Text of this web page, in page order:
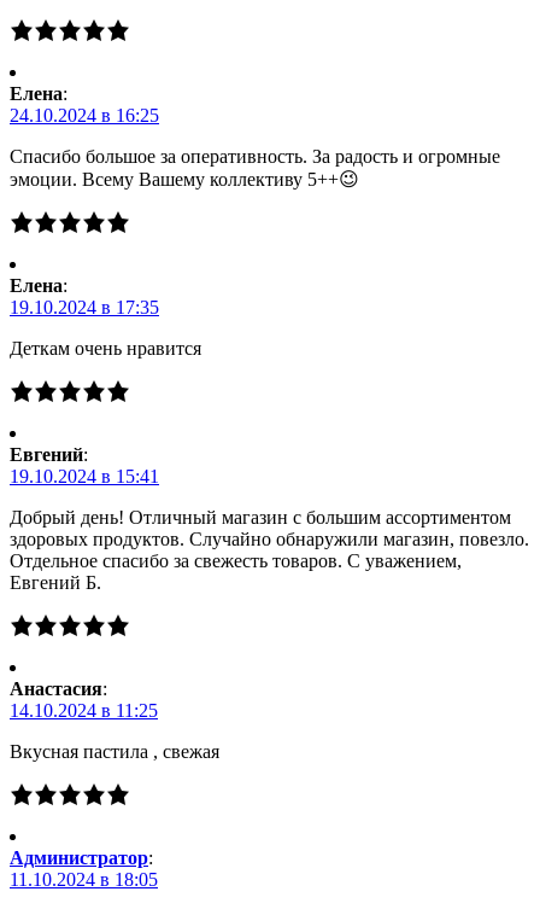
Елена:
24.10.2024 в 16:25
Спасибо большое за оперативность. За радость и огромные
эмоции. Всему Вашему коллективу 5++😉
Елена:
19.10.2024 в 17:35
Деткам очень нравится
Евгений:
19.10.2024 в 15:41
Добрый день! Отличный магазин с большим ассортиментом
здоровых продуктов. Случайно обнаружили магазин, повезло.
Отдельное спасибо за свежесть товаров. С уважением,
Евгений Б.
Анастасия:
14.10.2024 в 11:25
Вкусная пастила , свежая
Администратор:
11.10.2024 в 18:05